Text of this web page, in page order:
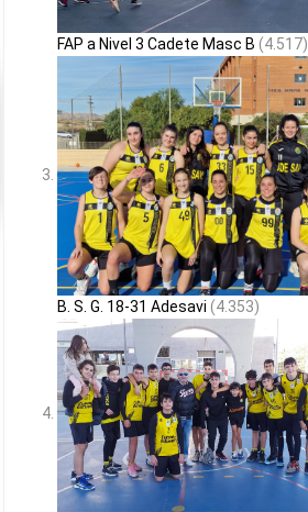
FAP a Nivel 3 Cadete Masc B (4.517)
B. S. G. 18-31 Adesavi (4.353)